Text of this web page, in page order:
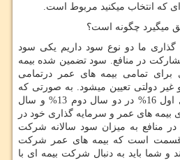
که انتخاب میکنید مربوط است.
میگیرد چگونه است؟
ما دو نوع سود داریم یکی سود
در منافع. سود تضمین شده بیمه
تمامی بیمه های عمر درتمامی
دولتی تعیین میشود. به صورتی که
شرکت های بیمه در دو سال اول 16% در دو سال دوم 13% و سال
برای بیمه های عمر و سرمایه گذاری خود در
منافع به میزان سود سالانه شرکت
قسمت است که بیمه های عمر شرکت
و شما باید به دنبال شرکت بیمه ای با